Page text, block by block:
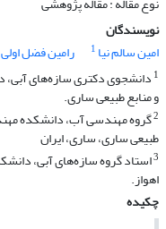
نویسندگان
امین سالم نیا 1 رامین فضل اولی
1 دانشجوی دکتری سازه‌های آبی،
و منابع طبیعی ساری.
2گروه مهندسی آب، دانشکده
طبیعی ساری، ساری، ایران
3استاد گروه سازه‌های آبی،
اهواز.
چکیده